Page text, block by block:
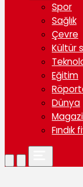
Spor
Sağlık
Çevre
Kültür
Eğitim
Dünya
Fındık